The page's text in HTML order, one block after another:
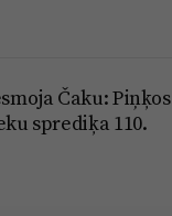
Čaku: Piņķos
sprediķa 110.